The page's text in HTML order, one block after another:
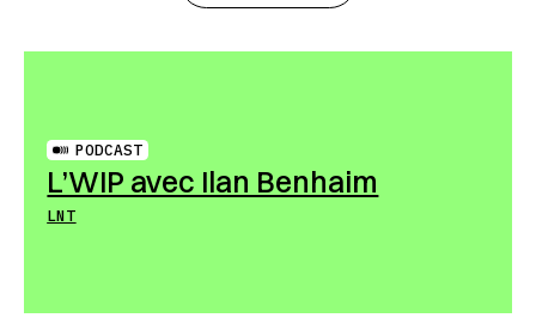
PODCAST
L’WIP avec Ilan Benhaim
LNT